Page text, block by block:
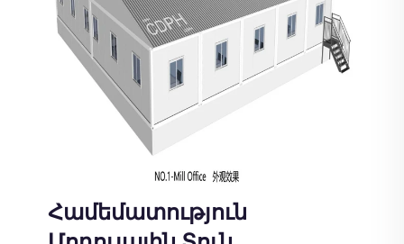
Համեմատություն